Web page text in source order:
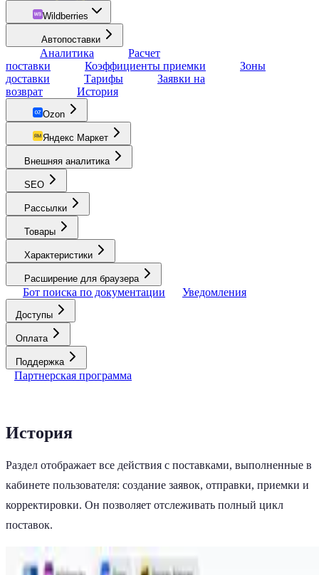
Wildberries
Автопоставки
Аналитика
Расчет
поставки
Коэффициенты приемки
Зоны
доставки
Тарифы
Заявки на
возврат
История
Ozon
Яндекс Маркет
Внешняя аналитика
SEO
Рассылки
Товары
Характеристики
Расширение для браузера
Бот поиска по документации Уведомления
Доступы
Оплата
Поддержка
Партнерская программа
История
Раздел отображает все действия с поставками, выполненные в
кабинете пользователя: создание заявок, отправки, приемки и
корректировки. Он позволяет отслеживать полный цикл
поставок.